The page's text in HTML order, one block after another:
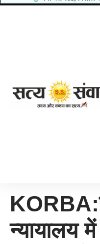
न्यायालय